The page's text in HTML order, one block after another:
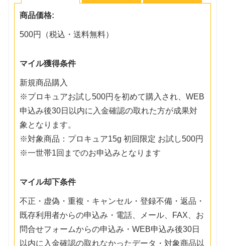
商品価格:
500円（税込・送料無料）
マイル獲得条件
新規商品購入
※プロキュアお試し500円を初めて購入され、WEB
申込み後30日以内に入金確認の取れた方が成果対
象となります。
※対象商品：プロキュア15g 初回限定 お試し500円
※一世帯1回までのお申込みとなります
マイル却下条件
不正・虚偽・重複・キャンセル・登録不備・返品・
既存利用者からの申込み・電話、メール、FAX、お
問合せフォームからの申込み・WEB申込み後30日
以内に入金確認の取れなかったデータ・対象商品以